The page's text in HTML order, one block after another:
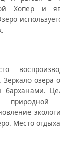
Хопер и
озера
барханами.
природной
Место